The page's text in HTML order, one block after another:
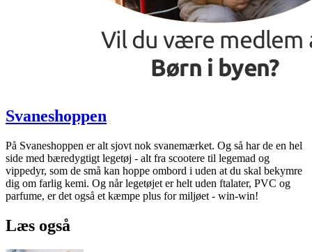
Svaneshoppen
På Svaneshoppen er alt sjovt nok svanemærket. Og så har de en hel
side med bæredygtigt legetøj - alt fra scootere til legemad og
vippedyr, som de små kan hoppe ombord i uden at du skal bekymre
dig om farlig kemi. Og når legetøjet er helt uden ftalater, PVC og
parfume, er det også et kæmpe plus for miljøet - win-win!
Læs også